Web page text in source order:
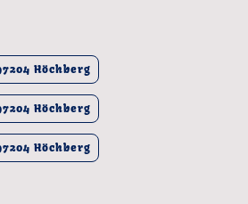
Höchberg
Höchberg
Höchberg